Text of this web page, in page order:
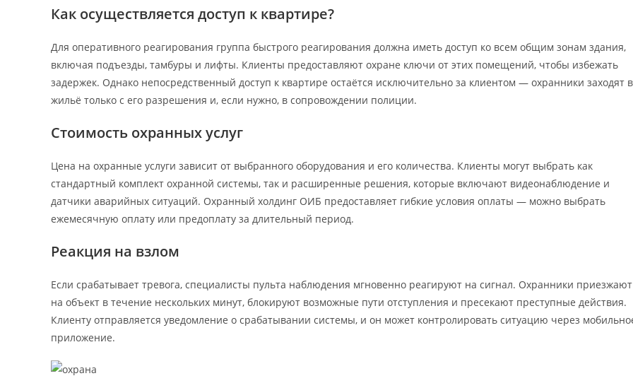
Как осуществляется доступ к квартире?
Для оперативного реагирования группа быстрого реагирования должна иметь доступ ко всем общим зонам здания,
включая подъезды, тамбуры и лифты. Клиенты предоставляют охране ключи от этих помещений, чтобы избежать
задержек. Однако непосредственный доступ к квартире остаётся исключительно за клиентом — охранники заходят в
жильё только с его разрешения и, если нужно, в сопровождении полиции.
Стоимость охранных услуг
Цена на охранные услуги зависит от выбранного оборудования и его количества. Клиенты могут выбрать как
стандартный комплект охранной системы, так и расширенные решения, которые включают видеонаблюдение и
датчики аварийных ситуаций. Охранный холдинг ОИБ предоставляет гибкие условия оплаты — можно выбрать
ежемесячную оплату или предоплату за длительный период.
Реакция на взлом
Если срабатывает тревога, специалисты пульта наблюдения мгновенно реагируют на сигнал. Охранники приезжают
на объект в течение нескольких минут, блокируют возможные пути отступления и пресекают преступные действия.
Клиенту отправляется уведомление о срабатывании системы, и он может контролировать ситуацию через
приложение.